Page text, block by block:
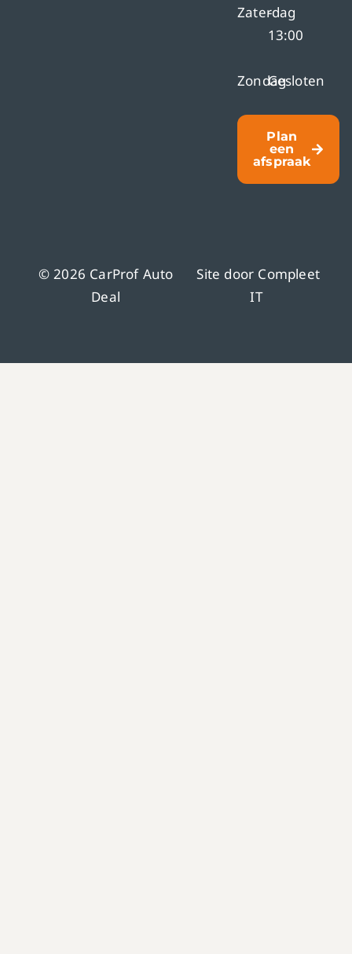
Zaterdag
-
13:00
ZondagGesloten
Plan
een
afspraak
© 2026 CarProf Auto
Deal
Site door Compleet
IT